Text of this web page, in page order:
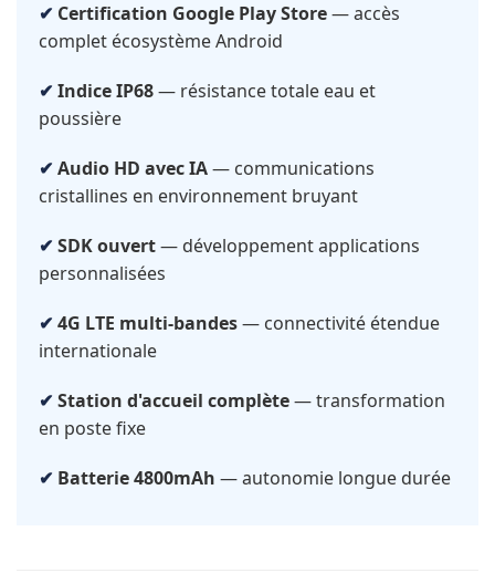
Certification Google Play Store— accès
complet écosystème Android
Indice IP68— résistance totale eau et
poussière
Audio HD avec IA— communications
cristallines en environnement bruyant
SDK ouvert— développement applications
personnalisées
4G LTE multi-bandes— connectivité étendue
internationale
Station d'accueil complète— transformation
en poste fixe
Batterie 4800mAh — autonomie longue durée